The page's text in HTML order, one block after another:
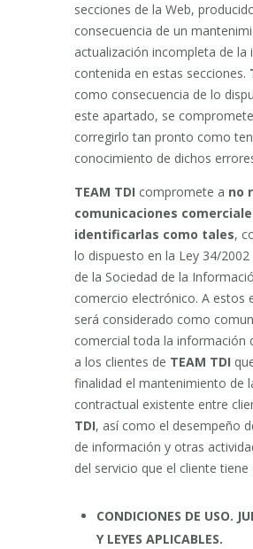
secciones de la Web,
consecuencia de un
actualización incompleta de la
contenida en estas secciones.
como consecuencia de lo
este apartado, se
corregirlo tan pronto como
conocimiento de dichos
TEAM TDI compromete a no
comunicaciones
identificarlas como tales,
lo dispuesto en la Ley 34/2002
de la Sociedad de la
comercio electrónico. A estos
será considerado como
comercial toda la información
a los clientes de TEAM TDI
finalidad el mantenimiento de
contractual existente entre
TDI, así como el desempeño
de información y otras
del servicio que el cliente
CONDICIONES DE USO.
Y LEYES APLICABLES.